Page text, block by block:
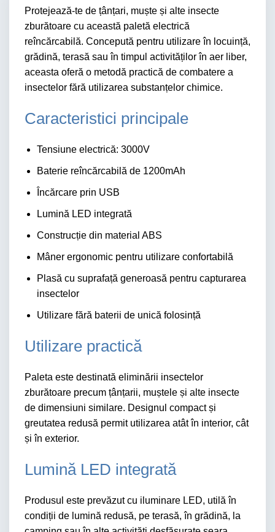
Protejează-te de țânțari, muște și alte insecte
zburătoare cu această paletă electrică
reîncărcabilă. Concepută pentru utilizare în locuință,
grădină, terasă sau în timpul activităților în aer liber,
aceasta oferă o metodă practică de combatere a
insectelor fără utilizarea substanțelor chimice.
Caracteristici principale
Tensiune electrică: 3000V
Baterie reîncărcabilă de 1200mAh
Încărcare prin USB
Lumină LED integrată
Construcție din material ABS
Mâner ergonomic pentru utilizare confortabilă
Plasă cu suprafață generoasă pentru capturarea
insectelor
Utilizare fără baterii de unică folosință
Utilizare practică
Paleta este destinată eliminării insectelor
zburătoare precum țânțarii, muștele și alte insecte
de dimensiuni similare. Designul compact și
greutatea redusă permit utilizarea atât în interior, cât
și în exterior.
Lumină LED integrată
Produsul este prevăzut cu iluminare LED, utilă în
condiții de lumină redusă, pe terasă, în grădină, la